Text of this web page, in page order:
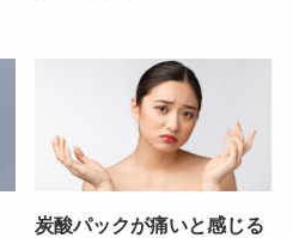
炭酸パックが痛いと感じる